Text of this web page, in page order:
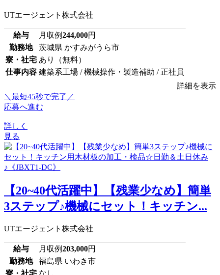
UTエージェント株式会社
給与 月収例244,000円
勤務地
茨城県 かすみがうら市
寮・社宅 あり（無料）
仕事内容 建築系工場 / 機械操作・製造補助 / 正社員
詳細を表示
＼最短45秒で完了／
応募へ進む
詳しく
見る
【20~40代活躍中】【残業少なめ】簡単
3ステップ♪機械にセット！キッチン...
UTエージェント株式会社
給与 月収例203,000円
勤務地
福島県 いわき市